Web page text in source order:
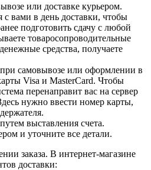
или доставке курьером.
с вами в день доставки, чтобы
подготовить сдачу с любой
товаросопроводительные
средства, получаете
самовывозе или оформлении в
Visa и MasterCard. Чтобы
перенаправит вас на сервер
нужно ввести номер карты,
выставления счета.
и уточните все детали.
заказа. В интернет-магазине
доставки: